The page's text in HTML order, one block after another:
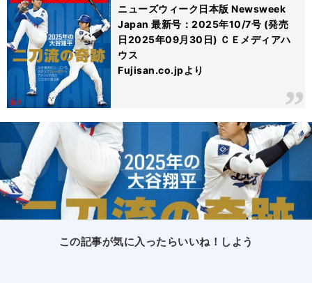
ニューズウィーク日本版 Newsweek
Japan 最新号：2025年10/7号 (発売
日2025年09月30日) ＣＥメディアハ
ウス
Fujisan.co.jpより
この記事が気に入ったらいいね！しよう